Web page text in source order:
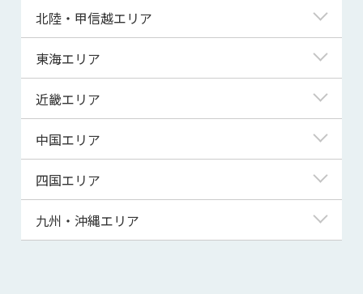
青森県
宮城県
秋田県
山形県
東京都
神奈川県
埼玉県
千葉県
茨城県
群馬県
北陸・甲信越エリア
新潟県
富山県
福井県
山梨県
長野県
東海エリア
岐阜県
静岡県
三重県
近畿エリア
滋賀県
京都府
大阪府
兵庫県
中国エリア
鳥取県
島根県
四国エリア
徳島県
九州・沖縄エリア